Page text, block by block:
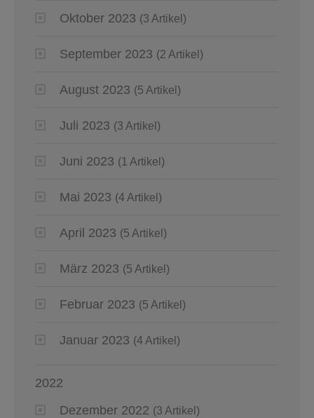
Oktober 2023 (3 Artikel)
September 2023 (2 Artikel)
August 2023 (5 Artikel)
Juli 2023 (3 Artikel)
Juni 2023 (1 Artikel)
Mai 2023 (4 Artikel)
April 2023 (5 Artikel)
März 2023 (5 Artikel)
Februar 2023 (5 Artikel)
Januar 2023 (4 Artikel)
2022
Dezember 2022 (3 Artikel)